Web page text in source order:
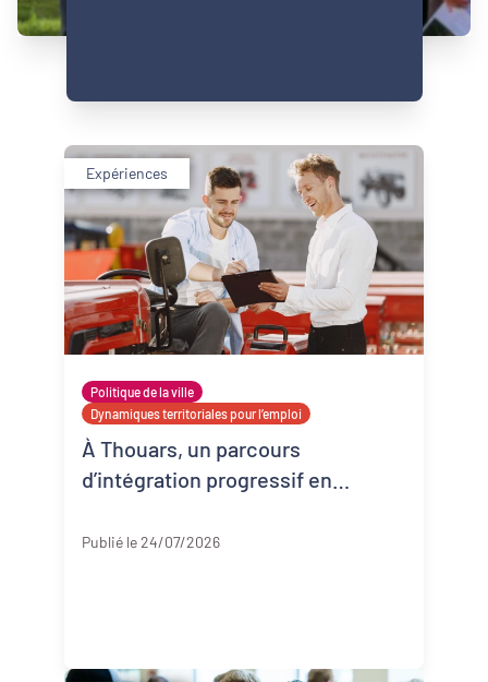
Expériences
Politique de la ville
Dynamiques territoriales pour l’emploi
À Thouars, un parcours
d’intégration progressif en
Publié le 24/07/2026